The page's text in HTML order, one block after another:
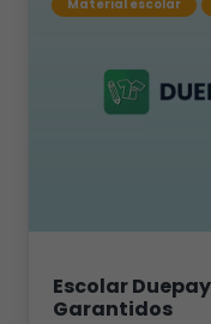
Material escolar
Escolar
Garantidos